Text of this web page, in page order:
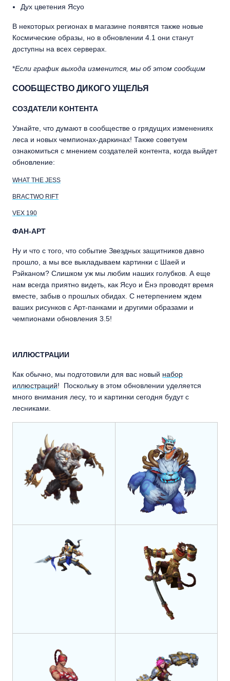
Дух цветения Ясуо
В некоторых регионах в магазине появятся также новые
Космические образы, но в обновлении 4.1 они станут
доступны на всех серверах.
*Если график выхода изменится, мы об этом сообщим
СООБЩЕСТВО ДИКОГО УЩЕЛЬЯ
СОЗДАТЕЛИ КОНТЕНТА
Узнайте, что думают в сообществе о грядущих изменениях
леса и новых чемпионах-даркинах! Также советуем
ознакомиться с мнением создателей контента, когда выйдет
обновление:
WHAT THE JESS
BRACTWO RIFT
VEX 190
ФАН-АРТ
Ну и что с того, что событие Звездных защитников давно
прошло, а мы все выкладываем картинки с Шаей и
Рэйканом? Слишком уж мы любим наших голубков. А еще
нам всегда приятно видеть, как Ясуо и Ёнэ проводят время
вместе, забыв о прошлых обидах. С нетерпением ждем
ваших рисунков с Арт-панками и другими образами и
чемпионами обновления 3.5!
ИЛЛЮСТРАЦИИ
Как обычно, мы подготовили для вас новый набор
иллюстраций! Поскольку в этом обновлении уделяется
много внимания лесу, то и картинки сегодня будут с
лесниками.